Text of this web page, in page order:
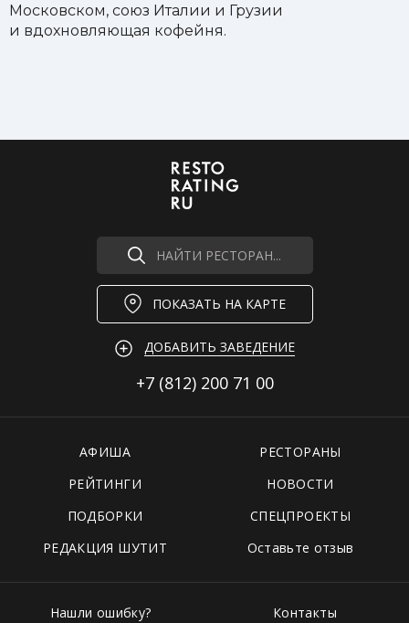
Московском, союз Италии и Грузии
и вдохновляющая кофейня.
НАЙТИ РЕСТОРАН...
ПОКАЗАТЬ НА КАРТЕ
ДОБАВИТЬ ЗАВЕДЕНИЕ
+7 (812) 200 71 00
АФИША
РЕСТОРАНЫ
РЕЙТИНГИ
НОВОСТИ
ПОДБОРКИ
СПЕЦПРОЕКТЫ
РЕДАКЦИЯ ШУТИТ
Оставьте отзыв
Нашли ошибку?
Контакты